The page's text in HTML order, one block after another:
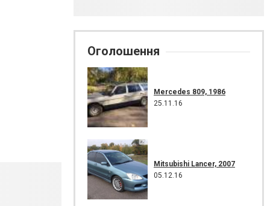
Оголошення
Mercedes 809, 1986
25.11.16
Mitsubishi Lancer, 2007
05.12.16